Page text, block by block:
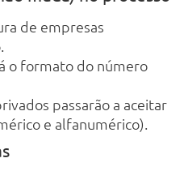
de empresas
o formato do número
passarão a aceitar
e alfanumérico).